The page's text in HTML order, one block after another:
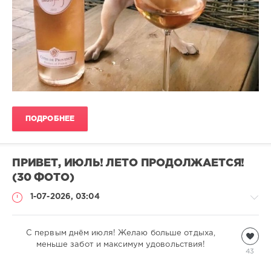
ПОДРОБНЕЕ
ПРИВЕТ, ИЮЛЬ! ЛЕТО ПРОДОЛЖАЕТСЯ!
(30 ФОТО)
1-07-2026, 03:04
Всякая
всячина
43
С первым днём ​​июля! Желаю больше отдыха,
меньше забот и максимум удовольствия!